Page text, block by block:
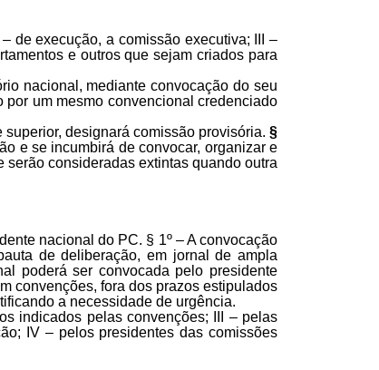
de execução, a comissão executiva; III –
e outros que sejam criados para
nacional, mediante convocação do seu
por um mesmo convencional credenciado
superior, designará comissão provisória.§
e se incumbirá de convocar, organizar e
consideradas extintas quando outra
nacional do PC. § 1º – A convocação
de deliberação, em jornal de ampla
poderá ser convocada pelo presidente
convenções, fora dos prazos estipulados
a necessidade de urgência.
indicados pelas convenções; III – pelas
IV – pelos presidentes das comissões